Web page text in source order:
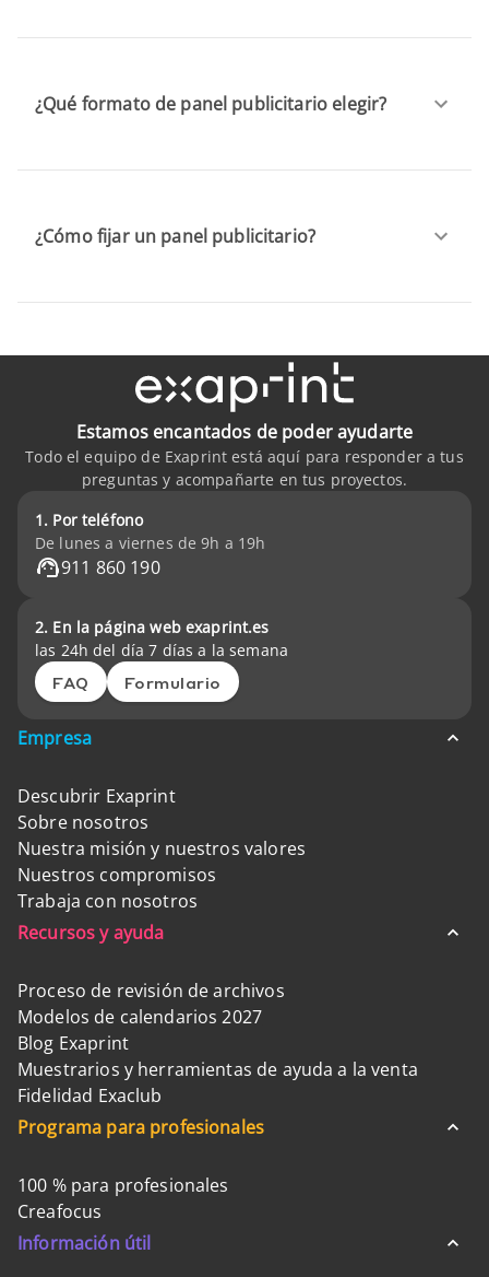
¿Qué formato de panel publicitario elegir?
¿Cómo fijar un panel publicitario?
Estamos encantados de poder ayudarte
Todo el equipo de Exaprint está aquí para responder a tus
preguntas y acompañarte en tus proyectos.
1. Por teléfono
De lunes a viernes de 9h a 19h
911 860 190
2. En la página web exaprint.es
las 24h del día 7 días a la semana
FAQ Formulario
Empresa
Descubrir Exaprint
Sobre nosotros
Nuestra misión y nuestros valores
Nuestros compromisos
Trabaja con nosotros
Recursos y ayuda
Proceso de revisión de archivos
Modelos de calendarios 2027
Blog Exaprint
Muestrarios y herramientas de ayuda a la venta
Fidelidad Exaclub
Programa para profesionales
100 % para profesionales
Creafocus
Información útil